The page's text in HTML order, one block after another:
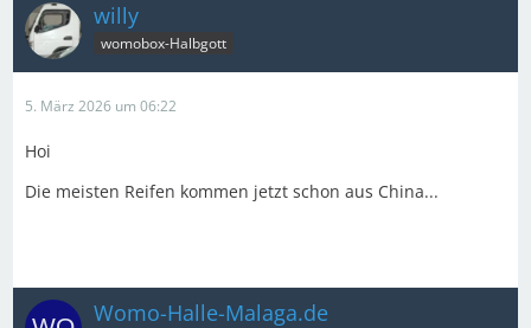
willy
womobox-Halbgott
5. März 2026 um 06:22
Hoi
Die meisten Reifen kommen jetzt schon aus China...
Womo-Halle-Malaga.de